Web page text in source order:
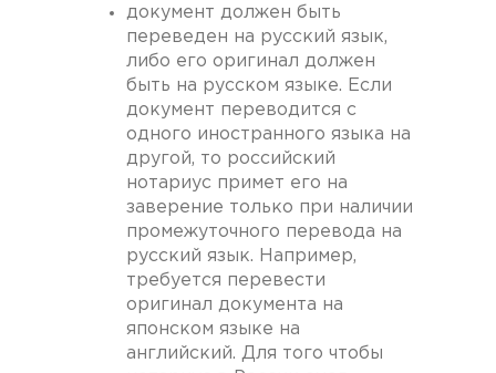
документ должен быть
переведен на русский язык,
либо его оригинал должен
быть на русском языке. Если
документ переводится с
одного иностранного языка на
другой, то российский
нотариус примет его на
заверение только при наличии
промежуточного перевода на
русский язык. Например,
требуется перевести
оригинал документа на
японском языке на
английский. Для того чтобы